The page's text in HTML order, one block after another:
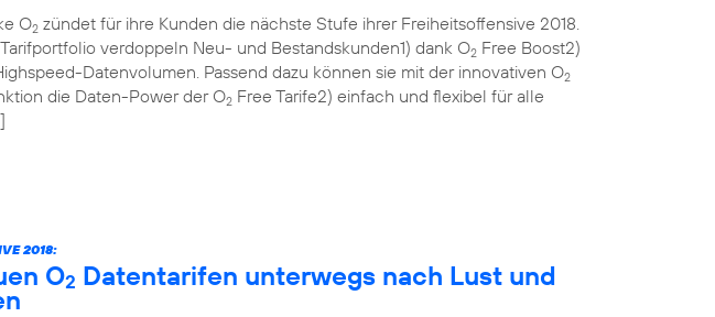
O2 zündet für ihre Kunden die nächste Stufe ihrer Freiheitsoffensive 2018.
verdoppeln Neu- und Bestandskunden1) dank O2 Free Boost2)
Datenvolumen. Passend dazu können sie mit der innovativen O2
die Daten-Power der O2 Free Tarife2) einfach und flexibel für alle
2018:
O2 Datentarifen unterwegs nach Lust und